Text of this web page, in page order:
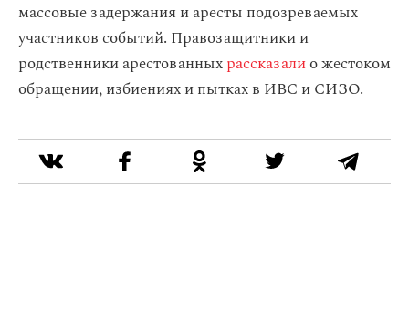
массовые задержания и аресты подозреваемых
участников событий. Правозащитники и
родственники арестованныхрассказалио жестоком
обращении, избиениях и пытках в ИВС и СИЗО.